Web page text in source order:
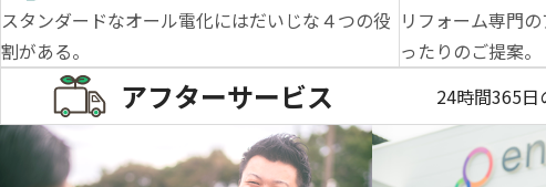
スタンダードなオール電化にはだいじな４つの役
割がある。
リフォーム専門
ったりのご提案。
アフターサービス 24時間365日